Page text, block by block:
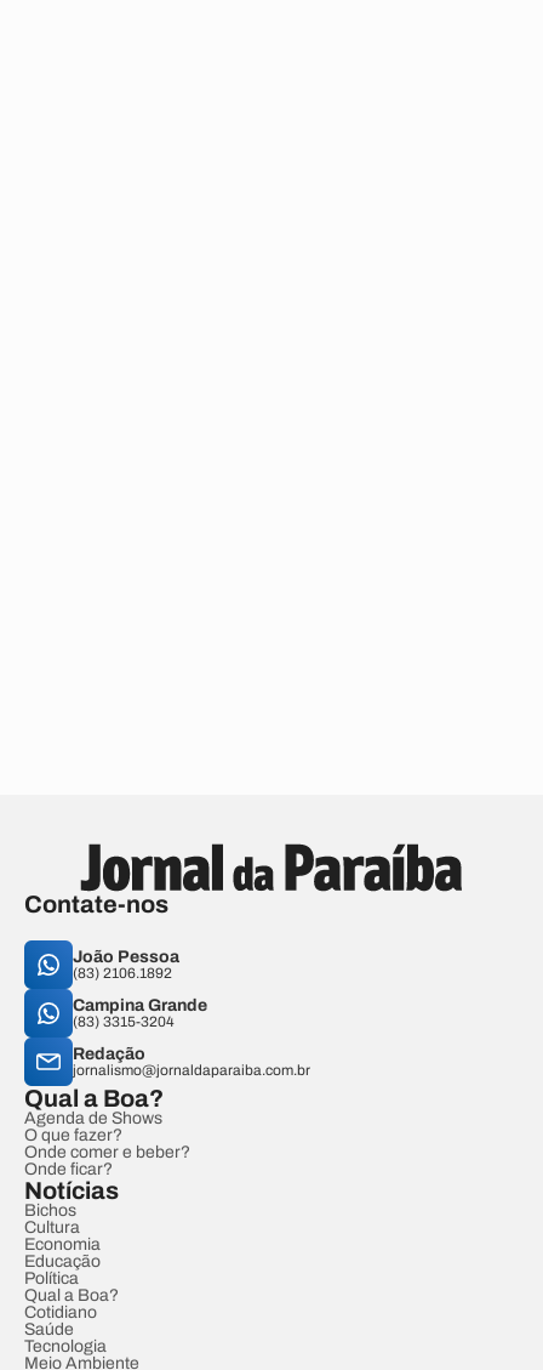
Contate-nos
João Pessoa
(83) 2106.1892
Campina Grande
(83) 3315-3204
Redação
jornalismo@jornaldaparaiba.com.br
Qual a Boa?
Agenda de Shows
O que fazer?
Onde comer e beber?
Onde ficar?
Notícias
Bichos
Cultura
Economia
Educação
Política
Qual a Boa?
Cotidiano
Saúde
Tecnologia
Meio Ambiente